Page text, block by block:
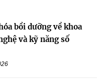
bồi dưỡng về khoa
và kỹ năng số